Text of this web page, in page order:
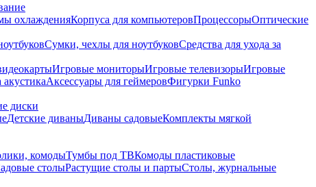
охлажденияКорпуса для компьютеровПроцессорыОптические
Сумки, чехлы для ноутбуковСредства для ухода за
Игровые мониторыИгровые телевизорыИгровые
Аксессуары для геймеровФигурки Funko
диски
Детские диваныДиваны садовыеКомплекты мягкой
комодыТумбы под ТВКомоды пластиковые
столыРастущие столы и партыСтолы, журнальные